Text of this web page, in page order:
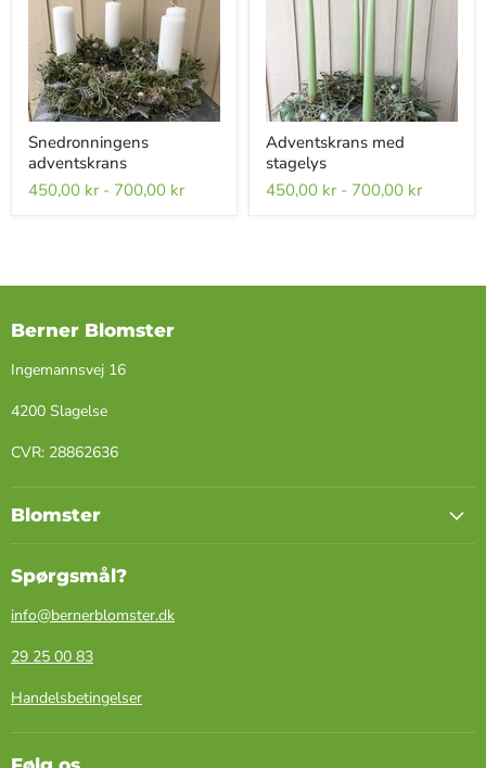
Snedronningens
adventskrans
450,00 kr- 700,00 kr
Adventskrans med
stagelys
450,00 kr- 700,00 kr
Berner Blomster
Ingemannsvej 16
4200 Slagelse
​CVR: ​28862636
Blomster
Spørgsmål?
info@bernerblomster.dk
29 25 00 83
Handelsbetingelser